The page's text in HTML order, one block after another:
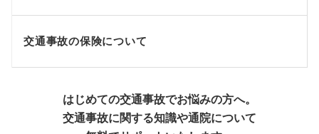
交通事故の保険について
はじめての交通事故でお悩みの方へ。
交通事故に関する知識や通院について